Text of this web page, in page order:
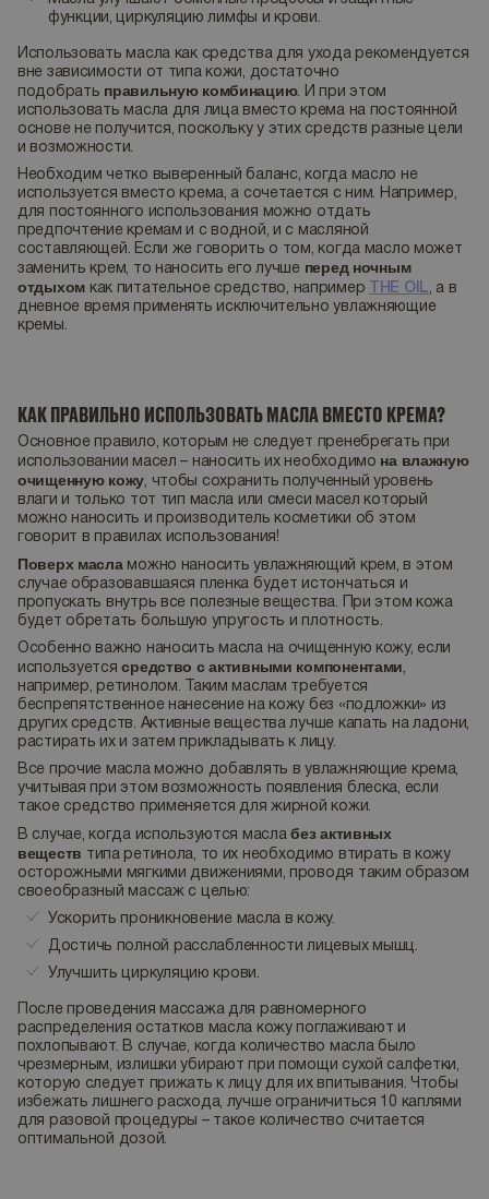
функции, циркуляцию лимфы и крови.
Использовать масла как средства для ухода рекомендуется
вне зависимости от типа кожи, достаточно
подобрать правильную комбинацию. И при этом
использовать масла для лица вместо крема на постоянной
основе не получится, поскольку у этих средств разные цели
и возможности.
Необходим четко выверенный баланс, когда масло не
используется вместо крема, а сочетается с ним. Например,
для постоянного использования можно отдать
предпочтение кремам и с водной, и с масляной
составляющей. Если же говорить о том, когда масло может
заменить крем, то наносить его лучше перед ночным
отдыхом как питательное средство, например THE OIL, а в
дневное время применять исключительно увлажняющие
кремы.
КАК ПРАВИЛЬНО ИСПОЛЬЗОВАТЬ МАСЛА ВМЕСТО КРЕМА?
Основное правило, которым не следует пренебрегать при
использовании масел – наносить их необходимо на влажную
очищенную кожу, чтобы сохранить полученный уровень
влаги и только тот тип масла или смеси масел который
можно наносить и производитель косметики об этом
говорит в правилах использования!
Поверх масла можно наносить увлажняющий крем, в этом
случае образовавшаяся пленка будет истончаться и
пропускать внутрь все полезные вещества. При этом кожа
будет обретать большую упругость и плотность.
Особенно важно наносить масла на очищенную кожу, если
используется средство с активными компонентами,
например, ретинолом. Таким маслам требуется
беспрепятственное нанесение на кожу без «подложки» из
других средств. Активные вещества лучше капать на ладони,
растирать их и затем прикладывать к лицу.
Все прочие масла можно добавлять в увлажняющие крема,
учитывая при этом возможность появления блеска, если
такое средство применяется для жирной кожи.
В случае, когда используются масла без активных
веществ типа ретинола, то их необходимо втирать в кожу
осторожными мягкими движениями, проводя таким образом
своеобразный массаж с целью:
Ускорить проникновение масла в кожу.
Достичь полной расслабленности лицевых мышц.
Улучшить циркуляцию крови.
После проведения массажа для равномерного
распределения остатков масла кожу поглаживают и
похлопывают. В случае, когда количество масла было
чрезмерным, излишки убирают при помощи сухой салфетки,
которую следует прижать к лицу для их впитывания. Чтобы
избежать лишнего расхода, лучше ограничиться 10 каплями
для разовой процедуры – такое количество считается
оптимальной дозой.